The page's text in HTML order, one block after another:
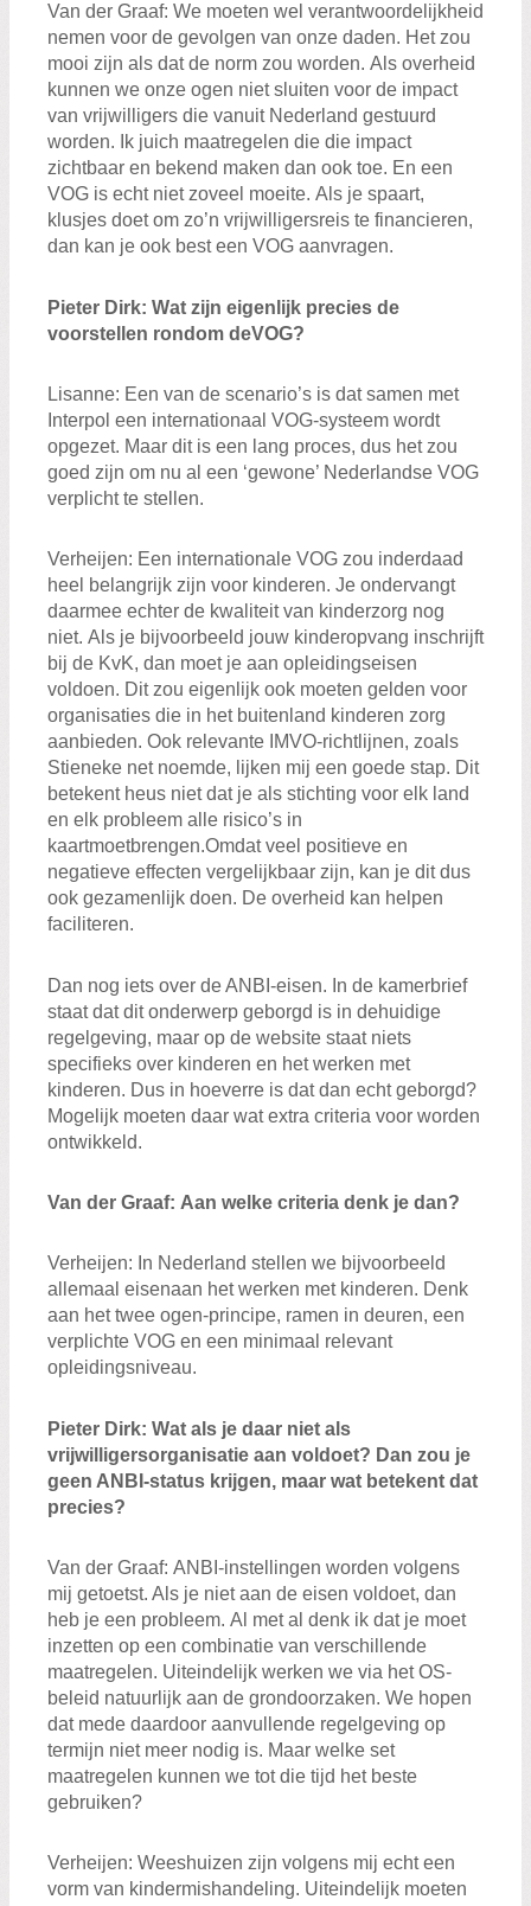
Van der Graaf: We moeten wel verantwoordelijkheid
nemen voor de gevolgen van onze daden. Het zou
mooi zijn als dat de norm zou worden. Als overheid
kunnen we onze ogen niet sluiten voor de impact
van vrijwilligers die vanuit Nederland gestuurd
worden. Ik juich maatregelen die die impact
zichtbaar en bekend maken dan ook toe. En een
VOG is echt niet zoveel moeite. Als je spaart,
klusjes doetom zo’n vrijwilligersreis te financieren,
dan kan je ook besteen VOG aanvragen.
Pieter Dirk: Wat zijn eigenlijk precies de
voorstellen rondom deVOG?
Lisanne: Een van de scenario’s is datsamen met
Interpol een internationaal VOG-systeem wordt
opgezet. Maar dit is een lang proces, dus het zou
goed zijn om nu al een ‘gewone’ Nederlandse VOG
verplicht te stellen.
Verheijen: Een internationale VOG zou inderdaad
heel belangrijk zijn voor kinderen. Je ondervangt
daarmee echter de kwaliteitvan kinderzorg nog
niet. Als je bijvoorbeeld jouw kinderopvang inschrijft
bij de KvK, dan moet je aan opleidingseisen
voldoen. Dit zou eigenlijk ook moeten gelden voor
organisaties die in het buitenland kinderen zorg
aanbieden. Ook relevante IMVO-richtlijnen, zoals
Stieneke net noemde, lijken mij een goede stap. Dit
betekent heus niet dat je a ls stichting voor elk land
en elk probleem alle risico’s in
kaartmoetbrengen.Omdat veel positieve en
negatieve effecten vergelijkbaar zijn, kan je dit dus
ook gezamenlijk doen. De overheid kan helpen
faciliteren.
Dan nog iets over de ANBI -eisen. I n de kamerbrief
staat dat ditonderwerp geborgd is in dehuidige
regelgeving, maar op de website staat niets
specifieks over kinderen en hetwerken met
kinderen. Dus in hoeverre is dat dan echt geborgd?
Mogelijk moeten daar wat extra criteria voor worden
ontwikkel d.
Van der Graaf: Aan welke criteria denk je dan?
Verheijen: In Nederland stellen we bijvoorbeeld
allemaal eisenaan het werken met kinderen. Denk
aan het twee ogen-principe, ramen in deuren, een
verplichte VOG en een minimaal relevant
opleidingsniveau.
Pieter Dirk: Wat als je daar niet als
vrijwilligersorganisatie aan voldoet? Dan zou je
geen ANBI -status krijgen, maar wat betekent dat
precies?
Van der Graaf: ANBI -instellingen worden volgens
mij getoetst. Als je nietaan de eisen vol doet, dan
heb je een probleem. Al met al denk ik dat je moet
inzetten op een combinatie van verschillende
maatregelen. Uiteindelijk werken we via hetOS-
beleid natuurlijk aan de grondoorzaken. We hopen
dat mede daardoor aanvullende regelgeving op
termijn niet meer nodig is. Maar welke set
maatregelen kunnen we tot die tijd het beste
gebruiken?
Verheijen: Weeshuizen zijn volgens mij echteen
vorm van kindermishandeling. Uiteindelijk moeten